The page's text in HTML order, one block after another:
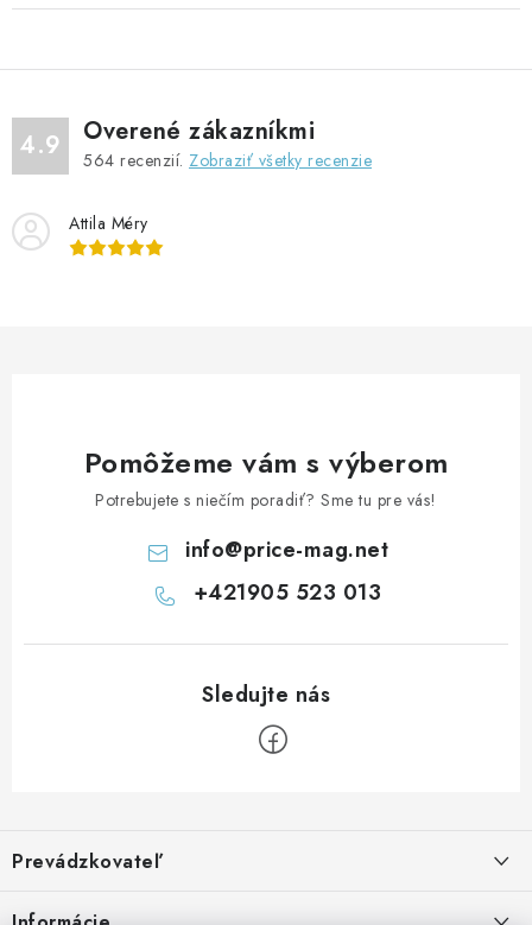
4.9 Overené zákazníkmi
564 recenzií. Zobraziť všetky recenzie
Attila Méry
Pomôžeme vám s výberom
Potrebujete s niečím poradiť? Sme tu pre vás!
info@price-mag.net
+421905 523 013
p
ä
Prevádzkovateľ